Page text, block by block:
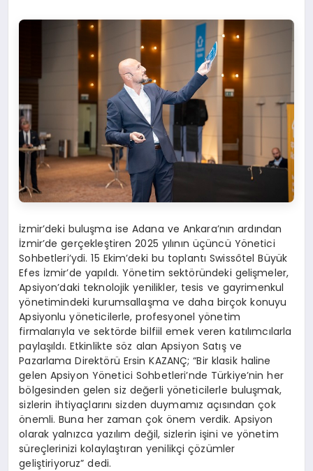
İzmir’deki buluşma ise Adana ve Ankara’nın ardından
İzmir’de gerçekleştiren 2025 yılının üçüncü Yönetici
Sohbetleri’ydi. 15 Ekim’deki bu toplantı Swissôtel Büyük
Efes İzmir’de yapıldı. Yönetim sektöründeki gelişmeler,
Apsiyon’daki teknolojik yenilikler, tesis ve gayrimenkul
yönetimindeki kurumsallaşma ve daha birçok konuyu
Apsiyonlu yöneticilerle, profesyonel yönetim
firmalarıyla ve sektörde bilfiil emek veren katılımcılarla
paylaşıldı. Etkinlikte söz alan Apsiyon Satış ve
Pazarlama Direktörü Ersin KAZANÇ; “Bir klasik haline
gelen Apsiyon Yönetici Sohbetleri’nde Türkiye’nin her
bölgesinden gelen siz değerli yöneticilerle buluşmak,
sizlerin ihtiyaçlarını sizden duymamız açısından çok
önemli. Buna her zaman çok önem verdik. Apsiyon
olarak yalnızca yazılım değil, sizlerin işini ve yönetim
süreçlerinizi kolaylaştıran yenilikçi çözümler
geliştiriyoruz” dedi.